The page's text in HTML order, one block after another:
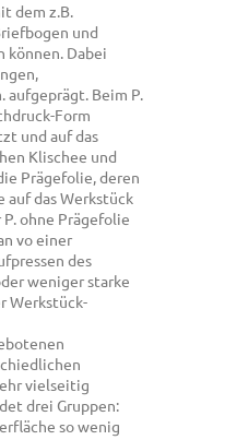
dem z.B.
und
können. Dabei
aufgeprägt. Beim P.
Form
und auf das
Klischee und
Prägefolie, deren
auf das Werkstück
ohne Prägefolie
vo einer
des
weniger starke
Werkstück-
vielseitig
drei Gruppen:
so wenig